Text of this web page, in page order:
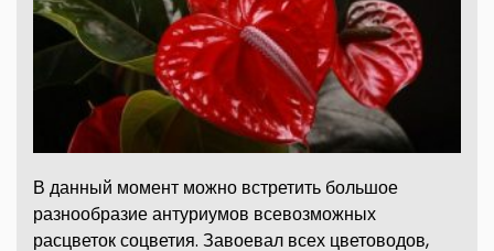
В данный момент можно встретить большое
разнообразие антуриумов всевозможных
расцветок соцветия. Завоевал всех цветоводов,